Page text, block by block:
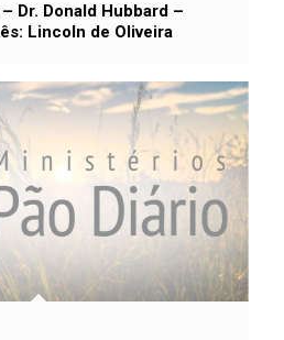
Dr. Donald Hubbard –
Lincoln de Oliveira